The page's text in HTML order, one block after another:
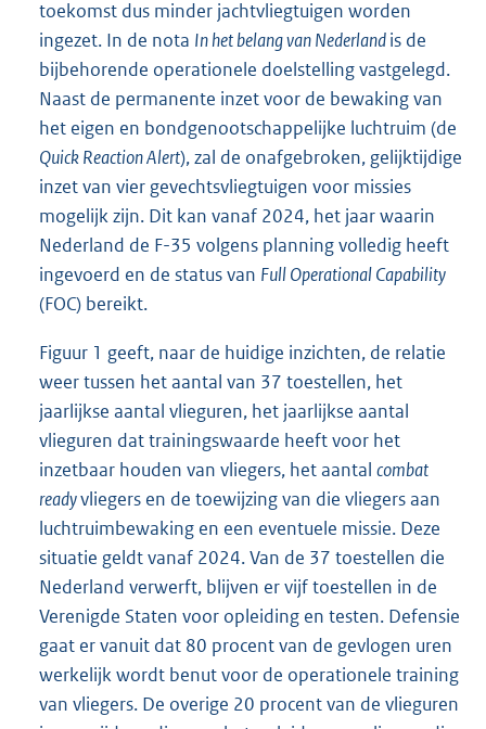
toekomst dus minder jachtvliegtuigen worden
ingezet. In de nota In het belang van Nederlandis de
bijbehorende operationele doelstelling vastgelegd.
Naast de permanente inzet voor de bewaking van
het eigen en bondgenootschappelijke luchtruim (de
Quick Reaction Alert), zal de onafgebroken, gelijktijdige
inzet van vier gevechtsvliegtuigen voor missies
mogelijk zijn. Dit kan vanaf 2024, het jaar waarin
Nederland de F-35 volgens planning volledig heeft
ingevoerd en de status van Full Operational Capability
(FOC) bereikt.
Figuur 1 geeft, naar de huidige inzichten, de relatie
weer tussen het aantal van 37 toestellen, het
jaarlijkse aantal vlieguren, het jaarlijkse aantal
vlieguren dat trainingswaarde heeft voor het
inzetbaar houden van vliegers, het aantal combat
readyvliegers en de toewijzing van die vliegers aan
luchtruimbewaking en een eventuele missie. Deze
situatie geldt vanaf 2024. Van de 37 toestellen die
Nederland verwerft, blijven er vijf toestellen in de
Verenigde Staten voor opleiding en testen. Defensie
gaat er vanuit dat 80 procent van de gevlogen uren
werkelijk wordt benut voor de operationele training
van vliegers. De overige 20 procent van de vlieguren